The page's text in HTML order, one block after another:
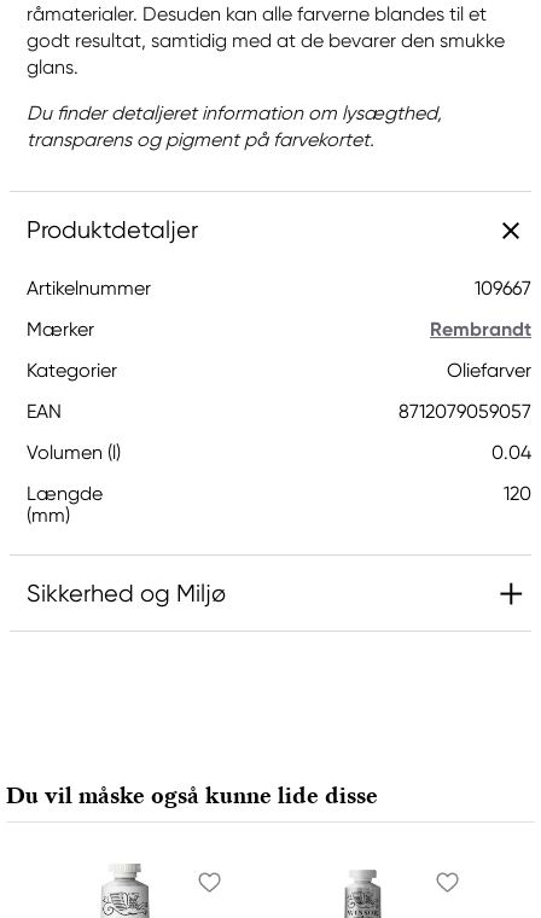
råmaterialer. Desuden kan alle farverne blandes til et
godt resultat, samtidig med at de bevarer den smukke
glans.
Du finder detaljeret information om lysægthed,
transparens og pigment på farvekortet.
Produktdetaljer
Artikelnummer
109667
Mærker
Rembrandt
Kategorier
Oliefarver
EAN
8712079059057
Volumen (l)
0.04
Længde
(mm)
120
Sikkerhed og Miljø
7311 PD Apeldoorn, Netherlands
info@royaltalens.com
Du vil måske også kunne lide disse